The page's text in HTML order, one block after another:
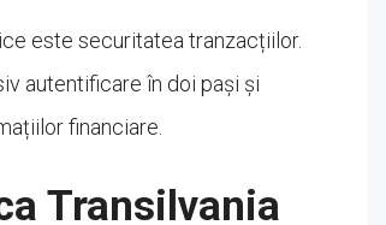
este securitatea tranzacțiilor.
autentificare în doi pași și
financiare.
Transilvania